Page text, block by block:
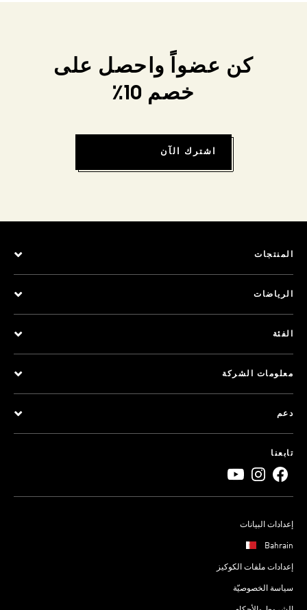
كن عضواً واحصل على
خصم 10٪
اشترك الآن
المنتجات
الرياضات
الفئة
معلومات الشركة
دعم
تابعنا
إعدادات البيانات
Bahrain
إعدادات ملفات الكوكيز
سياسة الخصوصيّة